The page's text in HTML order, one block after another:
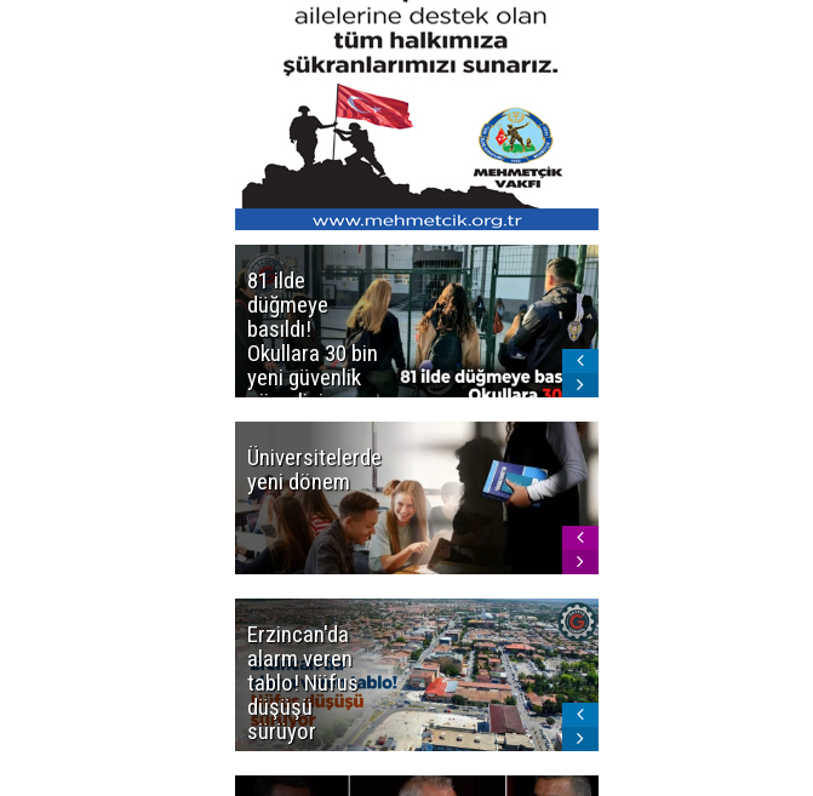
81 ilde
düğmeye
basıldı!
Okullara 30 bin
yeni güvenlik
görevlisi
Üniversitelerde
yeni dönem
Erzincan'da
alarm veren
tablo! Nüfus
düşüşü
sürüyor